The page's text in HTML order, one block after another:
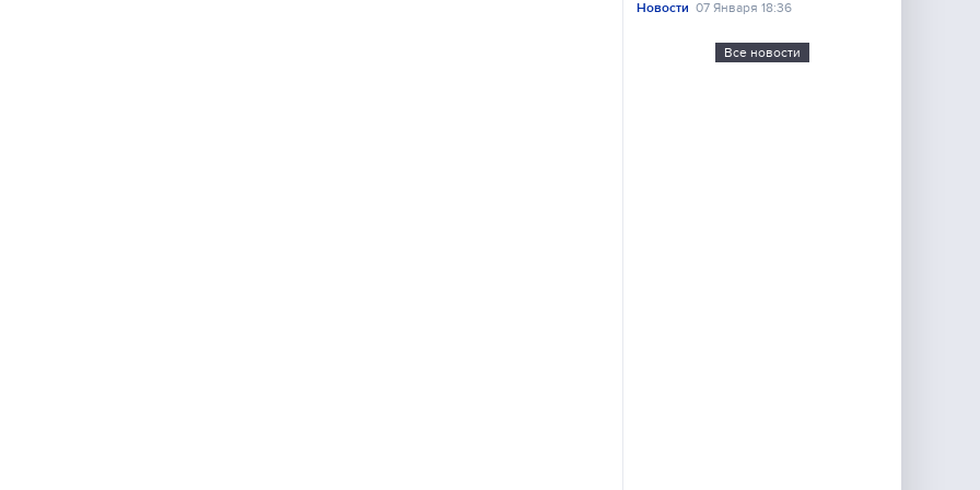
Новости 07 Января 18:36
Все новости